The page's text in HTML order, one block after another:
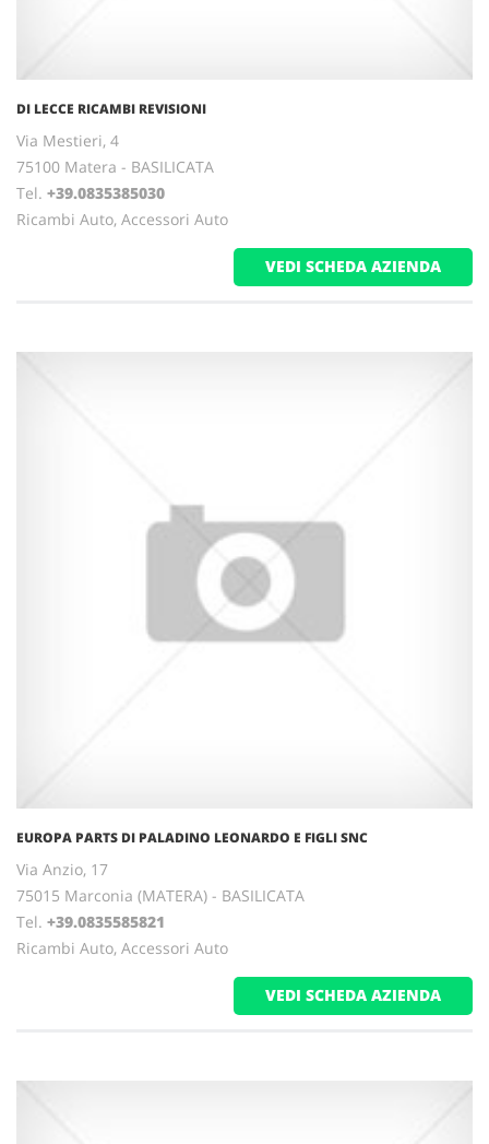
DI LECCE RICAMBI REVISIONI
Via Mestieri, 4
75100 Matera - BASILICATA
Tel. +39.0835385030
Ricambi Auto, Accessori Auto
VEDI SCHEDA AZIENDA
EUROPA PARTS DI PALADINO LEONARDO E FIGLI SNC
Via Anzio, 17
75015 Marconia (MATERA) - BASILICATA
Tel. +39.0835585821
Ricambi Auto, Accessori Auto
VEDI SCHEDA AZIENDA